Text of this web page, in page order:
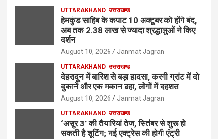
UTTARAKHAND उत्तराखण्ड
हेमकुंड साहिब के कपाट 10 अक्टूबर को होंगे बंद,
अब तक 2.38 लाख से ज्यादा श्रद्धालुओं ने किए
दर्शन
August 10, 2026 Janmat Jagran
UTTARAKHAND उत्तराखण्ड
देहरादून में बारिश से बड़ा हादसा, करगी ग्रांट में दो
दुकानें और एक मकान ढहा, लोगों में दहशत
August 10, 2026 Janmat Jagran
UTTARAKHAND उत्तराखण्ड
‘असुर 3’ की तैयारियां तेज, सितंबर से शुरू हो
सकती है शूटिंग; नई एक्ट्रेस की होगी एंट्री